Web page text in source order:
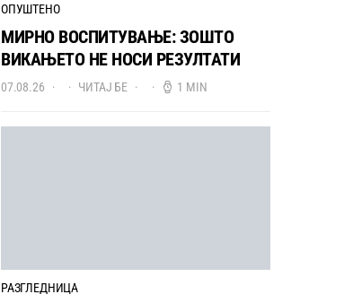
ОПУШТЕНО
МИРНО ВОСПИТУВАЊЕ: ЗОШТО
ВИКАЊЕТО НЕ НОСИ РЕЗУЛТАТИ
07.08.26 ЧИТАЈ БЕ 1 MIN
РАЗГЛЕДНИЦА